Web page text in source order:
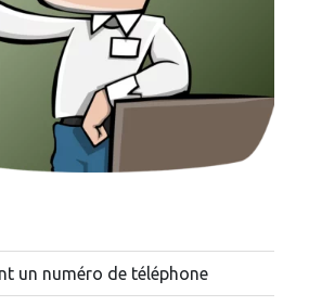
un numéro de téléphone